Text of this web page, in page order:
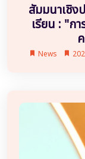
สัมมนาเชิง
เรียน : "ก
News